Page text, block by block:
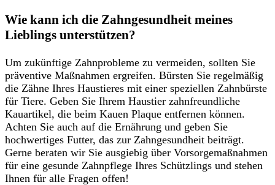
Wie kann ich die Zahngesundheit meines
Lieblings unterstützen?
Um zukünftige Zahnprobleme zu vermeiden, sollten Sie
präventive Maßnahmen ergreifen. Bürsten Sie regelmäßig
die Zähne Ihres Haustieres mit einer speziellen Zahnbürste
für Tiere. Geben Sie Ihrem Haustier zahnfreundliche
Kauartikel, die beim Kauen Plaque entfernen können.
Achten Sie auch auf die Ernährung und geben Sie
hochwertiges Futter, das zur Zahngesundheit beiträgt.
Gerne beraten wir Sie ausgiebig über Vorsorgemaßnahmen
für eine gesunde Zahnpflege Ihres Schützlings und stehen
Ihnen für alle Fragen offen!